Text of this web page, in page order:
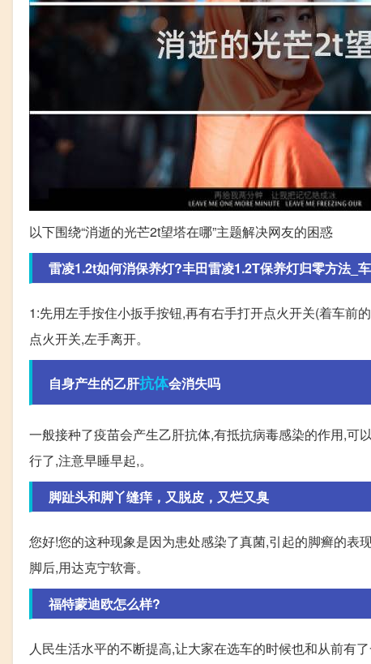
以下围绕“消逝的光芒2t望塔在哪”主题解决网友的困惑
雷凌1.2t如何消保养灯?丰田雷凌1.2T保养灯归零方法_
1:先用左手按住小扳手按钮,再有右手打开点火开关(着车前
点火开关,左手离开。
自身产生的乙肝抗体会消失吗
一般接种了疫苗会产生乙肝抗体,有抵抗病毒感染的作用,可
行了,注意早睡早起,。
脚趾头和脚丫缝痒，又脱皮，又烂又臭
您好!您的这种现象是因为患处感染了真菌,引起的脚癣的表
脚后,用达克宁软膏。
福特蒙迪欧怎么样?
人民生活水平的不断提高,让大家在选车的时候也和从前有